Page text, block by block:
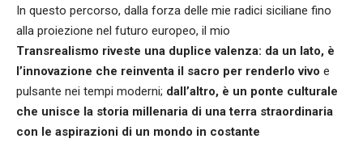
In questo percorso, dalla forza delle mie radici siciliane fino
alla proiezione nel futuro europeo, il mio
Transrealismo riveste una duplice valenza: da un lato, è
l’innovazione che reinventa il sacro per renderlo vivo e
pulsante nei tempi moderni; dall’altro, è un ponte culturale
che unisce la storia millenaria di una terra straordinaria
con le aspirazioni di un mondo in costante